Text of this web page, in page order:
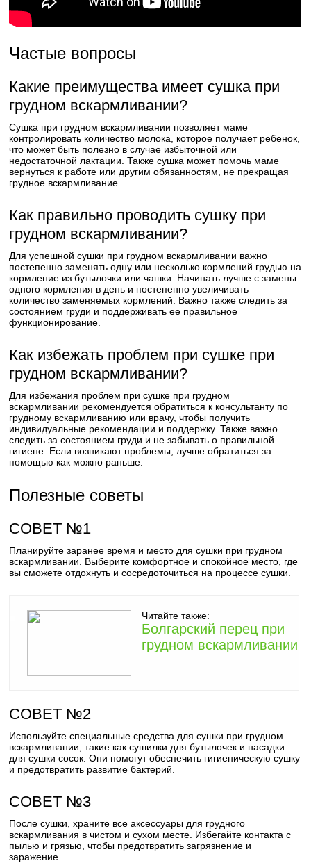
Частые вопросы
Какие преимущества имеет сушка при
грудном вскармливании?
Сушка при грудном вскармливании позволяет маме
контролировать количество молока, которое получает ребенок,
что может быть полезно в случае избыточной или
недостаточной лактации. Также сушка может помочь маме
вернуться к работе или другим обязанностям, не прекращая
грудное вскармливание.
Как правильно проводить сушку при
грудном вскармливании?
Для успешной сушки при грудном вскармливании важно
постепенно заменять одну или несколько кормлений грудью на
кормление из бутылочки или чашки. Начинать лучше с замены
одного кормления в день и постепенно увеличивать
количество заменяемых кормлений. Важно также следить за
состоянием груди и поддерживать ее правильное
функционирование.
Как избежать проблем при сушке при
грудном вскармливании?
Для избежания проблем при сушке при грудном
вскармливании рекомендуется обратиться к консультанту по
грудному вскармливанию или врачу, чтобы получить
индивидуальные рекомендации и поддержку. Также важно
следить за состоянием груди и не забывать о правильной
гигиене. Если возникают проблемы, лучше обратиться за
помощью как можно раньше.
Полезные советы
СОВЕТ №1
Планируйте заранее время и место для сушки при грудном
вскармливании. Выберите комфортное и спокойное место, где
вы сможете отдохнуть и сосредоточиться на процессе сушки.
Читайте также:
Болгарский перец при
грудном вскармливании
СОВЕТ №2
Используйте специальные средства для сушки при грудном
вскармливании, такие как сушилки для бутылочек и насадки
для сушки сосок. Они помогут обеспечить гигиеническую сушку
и предотвратить развитие бактерий.
СОВЕТ №3
После сушки, храните все аксессуары для грудного
вскармливания в чистом и сухом месте. Избегайте контакта с
пылью и грязью, чтобы предотвратить загрязнение и
заражение.